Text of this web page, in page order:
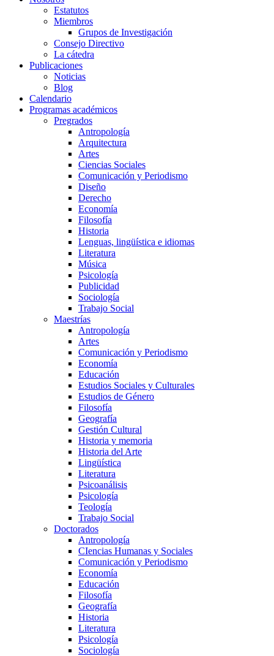
Estatutos
Miembros
Grupos de Investigación
Consejo Directivo
La cátedra
Publicaciones
Noticias
Blog
Calendario
Programas académicos
Pregrados
Antropología
Arquitectura
Artes
Ciencias Sociales
Comunicación y Periodismo
Diseño
Derecho
Economía
Filosofía
Historia
Lenguas, lingüística e idiomas
Literatura
Música
Psicología
Publicidad
Sociología
Trabajo Social
Maestrías
Antropología
Artes
Comunicación y Periodismo
Economía
Educación
Estudios Sociales y Culturales
Estudios de Género
Filosofía
Geografía
Gestión Cultural
Historia y memoria
Historia del Arte
Lingüística
Literatura
Psicoanálisis
Psicología
Teología
Trabajo Social
Doctorados
Antropología
CIencias Humanas y Sociales
Comunicación y Periodismo
Economía
Educación
Filosofía
Geografía
Historia
Literatura
Psicología
Sociología